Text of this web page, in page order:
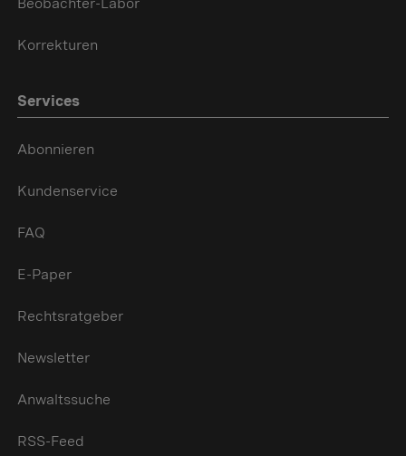
Korrekturen
Services
Abonnieren
Kundenservice
FAQ
E-Paper
Rechtsratgeber
Newsletter
Anwaltssuche
RSS-Feed